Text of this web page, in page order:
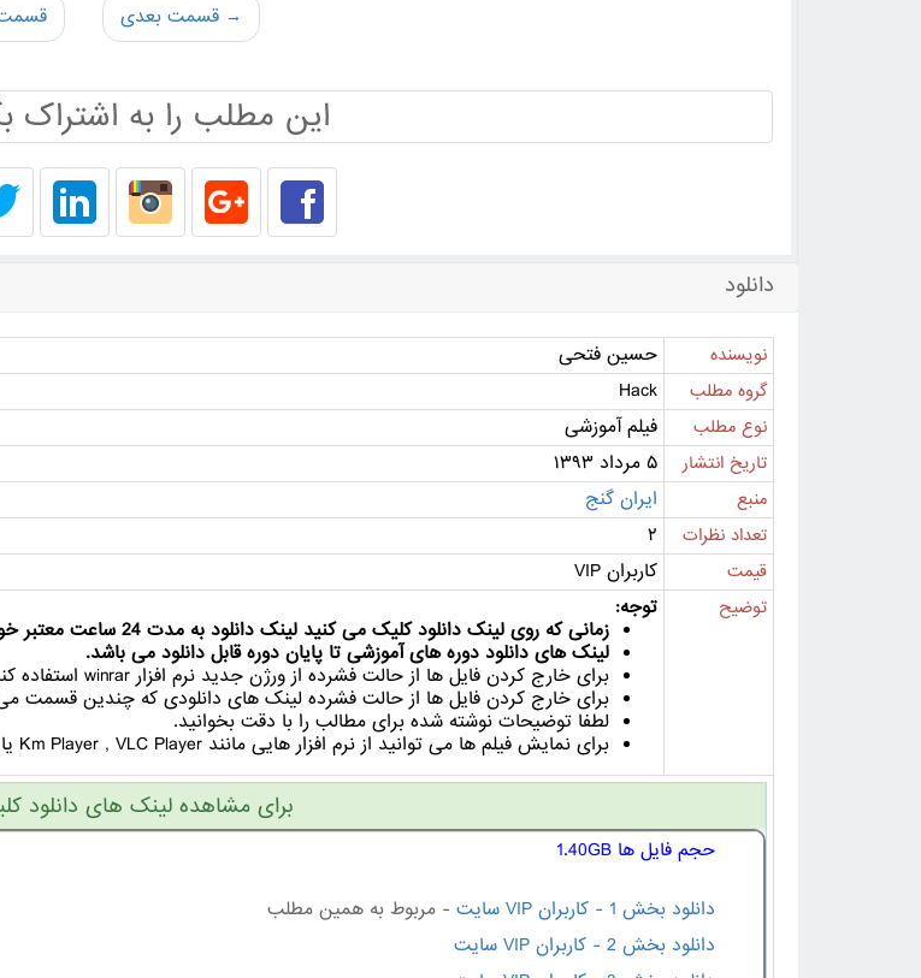
→ قسمت بعدی
این مطلب را به اشتراک
دانلود
نویسنده حسین فتحی
گروه مطلب Hack
نوع مطلب فیلم آموزشی
تاریخ انتشار ۵ مرداد ۱۳۹۳
منبع ایران گنج
تعداد نظرات ۲
قیمت کاربران VIP
توضیح توجه:
زمانی که روی لینک دانلود کلیک می کنید لینک دانلود به مدت 24 ساعت معتبر خواهد بود
لینک های دانلود دوره های آموزشی تا پایان دوره قابل دانلود می باشد.
برای خارج کردن فایل ها از حالت فشرده از ورژن جدید نرم افزار winrar استفاده کنید.
برای خارج کردن فایل ها از حالت فشرده لینک های دانلودی که چندین قسمت
لطفا توضیحات نوشته شده برای مطالب را با دقت بخوانید.
برای نمایش فیلم ها می توانید از نرم افزار هایی مانند Km Player , VLC Player یا Media Player Classic استفاده کنید.
برای مشاهده لینک های دانلود
حجم فایل ها 1.40GB
دانلود بخش 1 - کاربران VIP سایت
- مربوط به همین مطلب
دانلود بخش 2 - کاربران VIP سایت